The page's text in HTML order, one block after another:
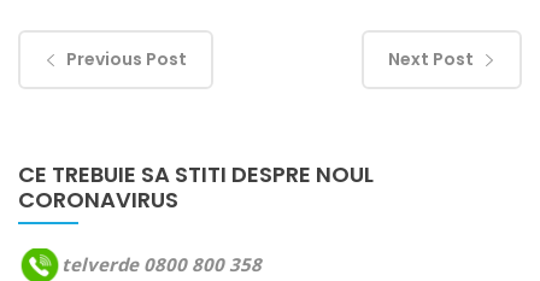
Previous Post Next Post
CE TREBUIE SA STITI DESPRE NOUL
CORONAVIRUS
telverde 0800 800 358